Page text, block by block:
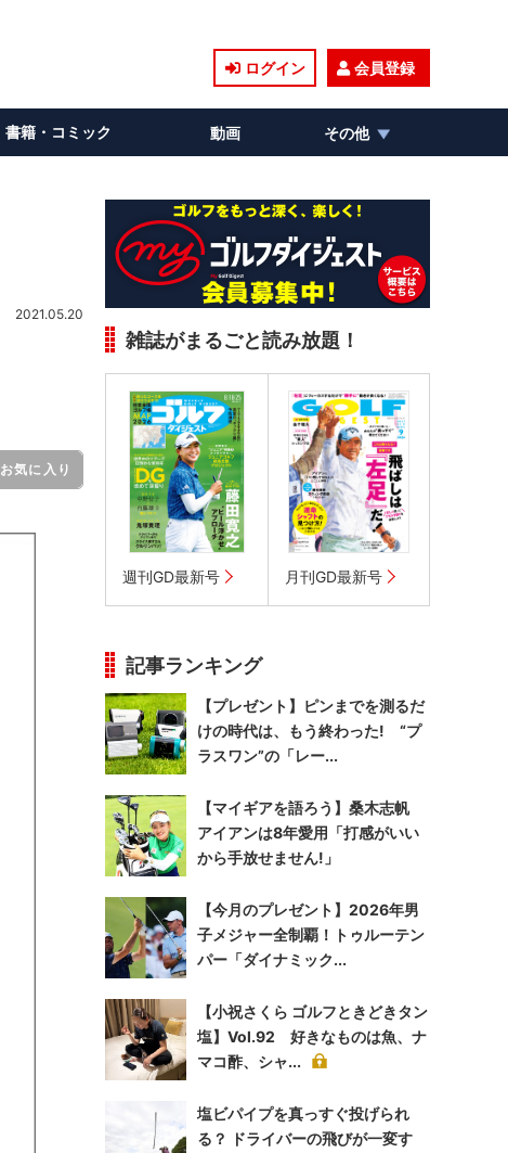
ログイン 会員登録
書籍・コミック 動画 その他
2021.05.20
お気に入り
雑誌がまるごと読み放題！
週刊GD最新号 月刊GD最新号
記事ランキング
【プレゼント】ピンまでを測るだ
けの時代は、もう終わった! “プ
ラスワン”の「レー...
【マイギアを語ろう】桑木志帆
アイアンは8年愛用「打感がいい
から手放せません!」
【今月のプレゼント】2026年男
子メジャー全制覇！トゥルーテン
パー「ダイナミック...
【小祝さくら ゴルフときどきタン
塩】Vol.92 好きなものは魚、ナ
マコ酢、シャ...
塩ビパイプを真っすぐ投げられ
る？ ドライバーの飛びが一変す